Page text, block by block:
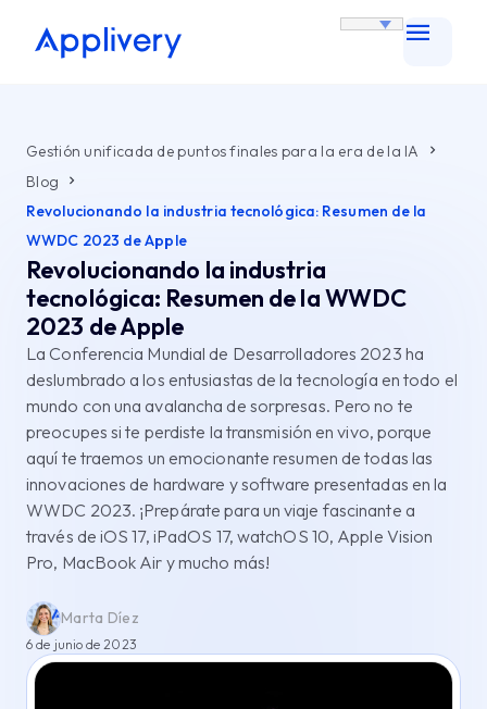
Gestión unificada de puntos finales para la era de la IA
Blog
Revolucionando la industria tecnológica: Resumen de la
WWDC 2023 de Apple
Revolucionando la industria
tecnológica: Resumen de la WWDC
2023 de Apple
La Conferencia Mundial de Desarrolladores 2023 ha
deslumbrado a los entusiastas de la tecnología en todo el
mundo con una avalancha de sorpresas. Pero no te
preocupes si te perdiste la transmisión en vivo, porque
aquí te traemos un emocionante resumen de todas las
innovaciones de hardware y software presentadas en la
WWDC 2023. ¡Prepárate para un viaje fascinante a
través de iOS 17, iPadOS 17, watchOS 10, Apple Vision
Pro, MacBook Air y mucho más!
Marta Díez
6 de junio de 2023